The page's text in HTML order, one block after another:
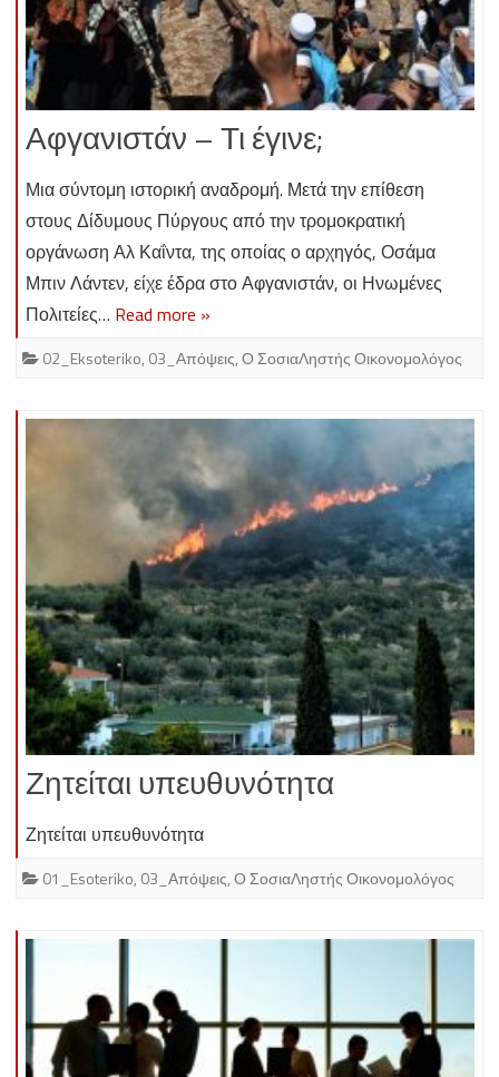
Αφγανιστάν – Τι έγινε;
Μια σύντομη ιστορική αναδρομή. Μετά την επίθεση
στους Δίδυμους Πύργους από την τρομοκρατική
οργάνωση Αλ Καΐντα, της οποίας ο αρχηγός, Οσάμα
Μπιν Λάντεν, είχε έδρα στο Αφγανιστάν, οι Ηνωμένες
Πολιτείες… Read more »
02_Eksoteriko, 03_Απόψεις,Ο ΣοσιαΛηστής Οικονομολόγος
Ζητείται υπευθυνότητα
Ζητείται υπευθυνότητα
01_Esoteriko, 03_Απόψεις,Ο ΣοσιαΛηστής Οικονομολόγος